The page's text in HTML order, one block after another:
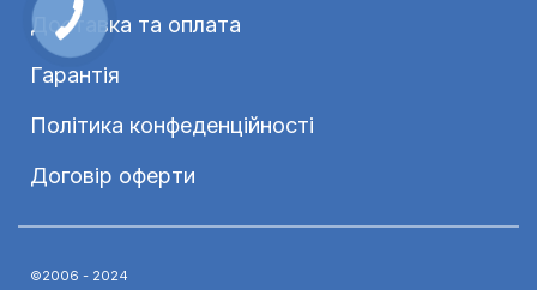
Доставка та оплата
Гарантія
Політика конфеденційності
Договір оферти
©2006 - 2024